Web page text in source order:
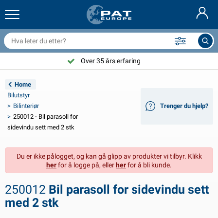
og utstyr
for tilhengere
Aspöck
Radex
LED
for tilhengere
og solcelleartikler
og 24V tilbehør
og topptrekk
& bobil eksteriør
& husbil interiør
til gass
tilbehør
og sjakler
og vedlikehold
& branntepper
produkter
Nederlands
Deutsch
English
Français
Suomalainen
Over 35 års erfaring
Home
Bilutstyr
Bilinteriør
250012 - Bil parasoll for
sidevindu sett med 2 stk
Trenger du hjelp?
Du er ikke pålogget, og kan gå glipp av produkter vi tilbyr. Klikk
herfor å logge på, ellerherfor å bli kunde.
250012 Bil parasoll for sidevindu sett
med 2 stk